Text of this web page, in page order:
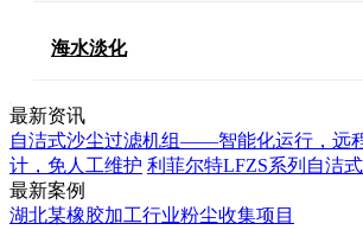
海水淡化
最新资讯
自洁式沙尘过滤机组——智能化运行，远
计，免人工维护 利菲尔特LFZS系列自洁
最新案例
湖北某橡胶加工行业粉尘收集项目